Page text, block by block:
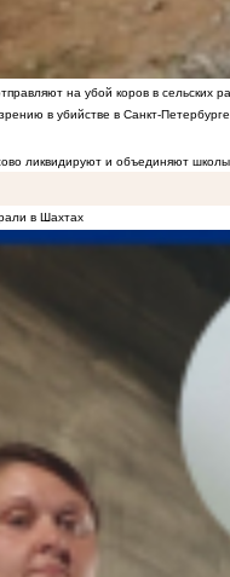
на убой коров в сельских
в убийстве в Санкт-Петербурге
ликвидируют и объединяют
в Шахтах